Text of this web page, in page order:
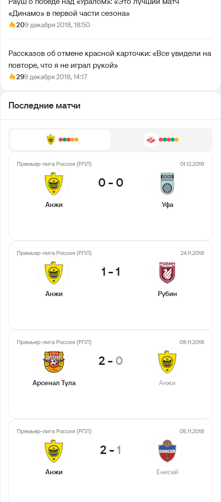
«Динамо» в первой части сезона»
209 декабря 2018, 18:50
Рассказов об отмене красной карточки: «Все увидели на
повторе, что я не играл рукой»
299 декабря 2018, 14:17
Последние матчи
Премьер-лига Россия (РПЛ) 01.12.2018
Анжи
0 - 0
Уфа
Премьер-лига Россия (РПЛ) 24.11.2018
Анжи
1 -1
Рубин
Премьер-лига Россия (РПЛ) 09.11.2018
Арсенал Тула
2 - 0
Анжи
Премьер-лига Россия (РПЛ) 05.11.2018
Анжи
2-1
Енисей